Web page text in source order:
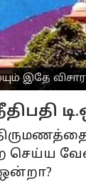
இதே
செய்ய